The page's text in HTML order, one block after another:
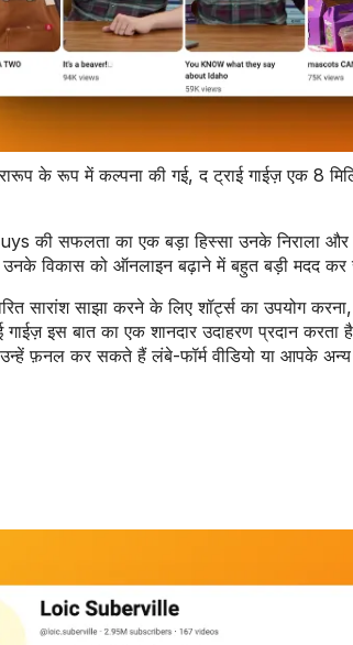
के रूप में कल्पना की गई, द ट्राई गाईज़ एक 8
की सफलता का एक बड़ा हिस्सा उनके निराला और
विकास को ऑनलाइन बढ़ाने में बहुत बड़ी मदद कर
सारांश साझा करने के लिए शॉर्ट्स का उपयोग
इस बात का एक शानदार उदाहरण प्रदान
फ़नल कर सकते हैं लंबे-फॉर्म वीडियो या आपके